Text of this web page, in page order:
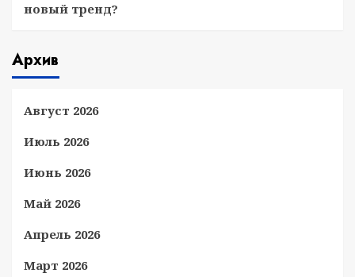
новый тренд?
Архив
Август 2026
Июль 2026
Июнь 2026
Май 2026
Апрель 2026
Март 2026